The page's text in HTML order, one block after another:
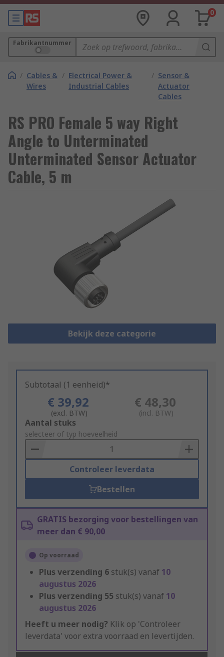
0
Fabrikantnummer
/ Cables &
Wires
/ Electrical Power &
Industrial Cables
/ Sensor &
Actuator
Cables
RS PRO Female 5 way Right
Angle to Unterminated
Unterminated Sensor Actuator
Cable, 5 m
Bekijk deze categorie
Subtotaal (1 eenheid)*
€ 39,92
(excl. BTW)
€ 48,30
(incl. BTW)
Add
to
Basket
Aantal stuks
selecteer of typ hoeveelheid
Controleer leverdata
Bestellen
GRATIS bezorging voor bestellingen van
meer dan € 90,00
Op voorraad
Plus verzending 6 stuk(s) vanaf 10
augustus 2026
Plus verzending 55 stuk(s) vanaf 10
augustus 2026
Heeft u meer nodig? Klik op 'Controleer
leverdata' voor extra voorraad en levertijden.